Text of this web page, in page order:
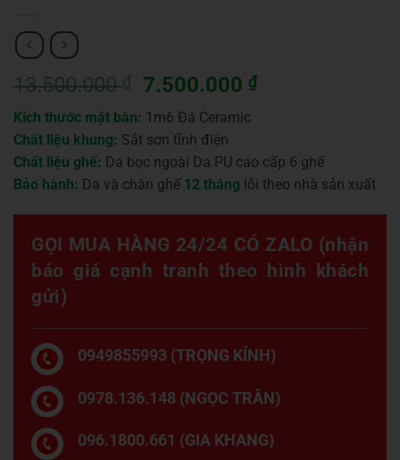
13.500.000 ₫
Giá
gốc
là:
13.500.000 ₫.
7.500.000 ₫Giá
7.500.000 ₫.
Kích thước mặt bàn: 1m6 Đá Ceramic
Chất liệu khung: Sắt sơn tĩnh điện
Chất liệu ghế: Da bọc ngoài Da PU cao cấp 6 ghế
Bảo hành: Da và chân ghế 12 tháng lỗi theo nhà sản xuất
GỌI MUA HÀNG 24/24 CÓ ZALO (nhận
báo giá cạnh tranh theo hình khách
gửi)
0949855993 (TRỌNG KÍNH)
0978.136.148 (NGỌC TRÂN)
096.1800.661 (GIA KHANG)